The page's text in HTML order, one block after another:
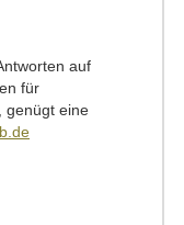
auf
für
genügt eine